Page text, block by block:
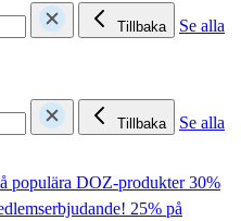
Tillbaka
Se alla
Tillbaka
Se alla
populära DOZ-produkter30%
25% på